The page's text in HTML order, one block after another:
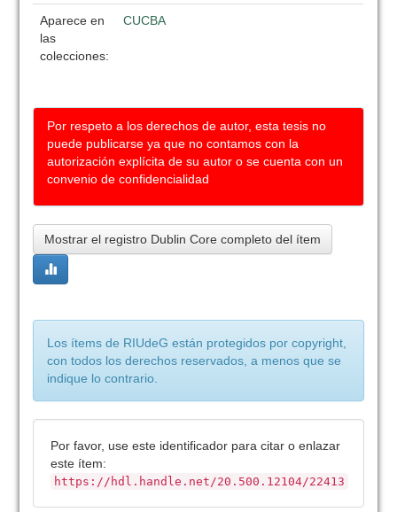
Aparece en
las
colecciones:
CUCBA
Por respeto a los derechos de autor, esta tesis no
puede publicarse ya que no contamos con la
autorización explícita de su autor o se cuenta con un
convenio de confidencialidad
Mostrar el registro Dublin Core completo del ítem
Los ítems de RIUdeG están protegidos por copyright,
con todos los derechos reservados, a menos que se
indique lo contrario.
Por favor, use este identificador para citar o enlazar
este ítem:
https://hdl.handle.net/20.500.12104/22413